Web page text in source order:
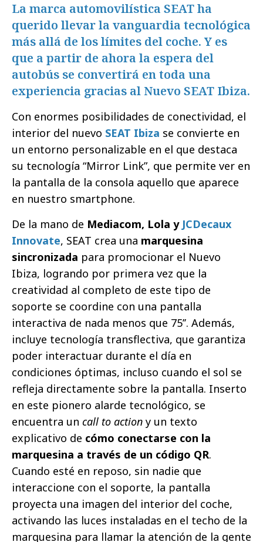
La marca automovilística SEAT ha
querido llevar la vanguardia tecnológica
más allá de los límites del coche. Y es
que a partir de ahora la espera del
autobús se convertirá en toda una
experiencia gracias al Nuevo SEAT Ibiza.
Con enormes posibilidades de conectividad, el
interior del nuevo SEAT Ibiza se convierte en
un entorno personalizable en el que destaca
su tecnología “Mirror Link”, que permite ver en
la pantalla de la consola aquello que aparece
en nuestro smartphone.
De la mano de Mediacom, Lola y JCDecaux
Innovate, SEAT crea una marquesina
sincronizada para promocionar el Nuevo
Ibiza, logrando por primera vez que la
creatividad al completo de este tipo de
soporte se coordine con una pantalla
interactiva de nada menos que 75’’. Además,
incluye tecnología transflectiva, que garantiza
poder interactuar durante el día en
condiciones óptimas, incluso cuando el sol se
refleja directamente sobre la pantalla. Inserto
en este pionero alarde tecnológico, se
encuentra un call to action y un texto
explicativo de cómo conectarse con la
marquesina a través de un código QR.
Cuando esté en reposo, sin nadie que
interaccione con el soporte, la pantalla
proyecta una imagen del interior del coche,
activando las luces instaladas en el techo de la
marquesina para llamar la atención de la gente